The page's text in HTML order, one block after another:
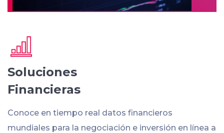
Soluciones
Financieras
Conoce en tiempo real datos financieros
mundiales para la negociación e inversión en línea a